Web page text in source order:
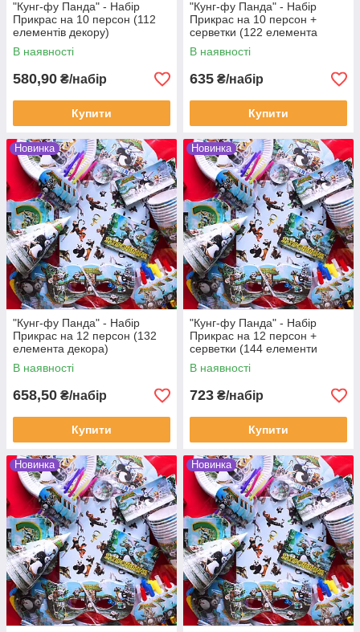
"Кунг-фу Панда" - Набір
Прикрас на 10 персон (112
елементів декору)
В наявності
580,90 ₴/набір
Купити
"Кунг-фу Панда" - Набір
Прикрас на 10 персон +
серветки (122 елемента
декора)
В наявності
635 ₴/набір
Купити
Новинка
"Кунг-фу Панда" - Набір
Прикрас на 12 персон (132
елемента декора)
В наявності
658,50 ₴/набір
Купити
Новинка
"Кунг-фу Панда" - Набір
Прикрас на 12 персон +
серветки (144 елементи
декора)
В наявності
723 ₴/набір
Купити
Новинка Новинка